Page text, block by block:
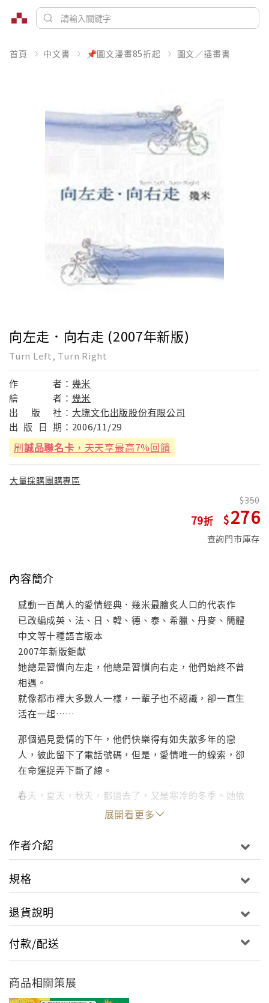
首頁 中文書 📌圖文漫畫85折起 圖文／插畫書
向左走．向右走 (2007年新版)
Turn Left, Turn Right
作 者： 幾米
繪
者： 幾米
出
版 社： 大塊文化出版股份有限公司
出 版 日 期： 2006/11/29
刷誠品聯名卡 ，天天享最高7%回饋
大量採購團購專區
79
350
276
查詢門市庫存
內容簡介
感動一百萬人的愛情經典．幾米最膾炙人口的代表作
已改編成英、法、日、韓、德、泰、希臘、丹麥、簡體
中文等十種語言版本
2007年新版鉅獻
她總是習慣向左走，他總是習慣向右走，他們始終不曾
相遇。
就像都市裡大多數人一樣，一輩子也不認識，卻一直生
活在一起……
那個遇見愛情的下午，他們快樂得有如失散多年的戀
人，彼此留下了電話號碼，但是，愛情唯一的線索，卻
在命運捉弄下斷了線。
春天，夏天，秋天，都過去了，又是寒冷的冬季。她依
然習慣向左走，他依然習慣向右走，愛情，會再來
展開看更多
作者介紹
規格
退貨說明
付款/配送
商品相關策展